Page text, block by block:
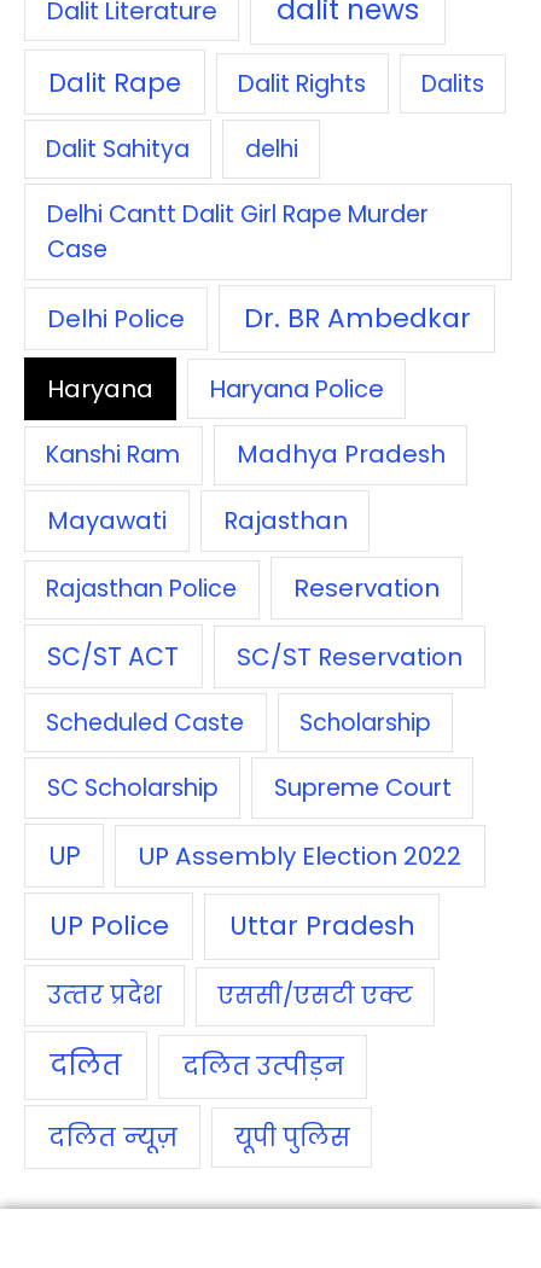
Dalit Literature dalit news
Dalit Rape Dalit Rights Dalits
Dalit Sahitya delhi
Delhi Cantt Dalit Girl Rape Murder
Case
Delhi Police Dr. BR Ambedkar
Haryana Haryana Police
Kanshi Ram
Madhya Pradesh
Mayawati
Rajasthan
Rajasthan Police Reservation
SC/ST ACT SC/ST Reservation
Scheduled Caste Scholarship
SC Scholarship Supreme Court
UP UP Assembly Election 2022
UP Police Uttar Pradesh
उत्‍तर प्रदेश एससी/एसटी एक्‍ट
दलित दलित उत्‍पीड़न
दलित न्‍यूज़ यूपी पुलिस